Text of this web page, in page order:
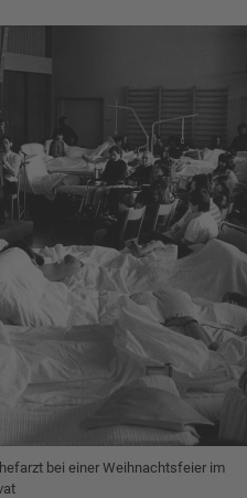
bei einer Weihnachtsfeier im